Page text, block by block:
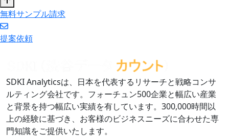
無料サンプル請求
提案依頼
SDKI Analyticsは、日本を代表するリサーチと戦略コンサ
ルティング会社です。フォーチュン500企業と幅広い産業
と背景を持つ幅広い実績を有しています。300,000時間以
上の経験に基づき、お客様のビジネスニーズに合わせた専
門知識をご提供いたします。